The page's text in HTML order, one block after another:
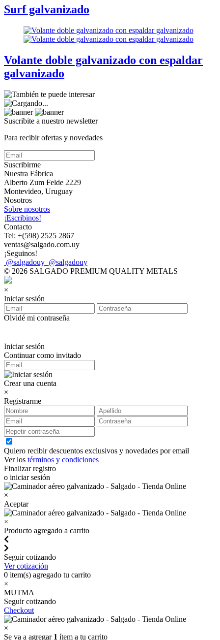
Surf galvanizado
Volante doble galvanizado con espaldar
galvanizado
Suscribite a nuestro newsletter
Para recibir ofertas y novedades
Suscribirme
Nuestra Fábrica
Alberto Zum Felde 2229
Montevideo, Uruguay
Nosotros
Sobre nosotros
¡Escribinos!
Contacto
Tel: +(598) 2525 2867
ventas@salgado.com.uy
¡Seguinos!
@salgadouy @salgadouy
© 2026 SALGADO PREMIUM QUALITY METALS
×
Iniciar sesión
Olvidé mi contraseña
Iniciar sesión
Continuar como invitado
Crear una cuenta
×
Registrarme
Quiero recibir descuentos exclusivos y novedades por email
Ver los términos y condiciones
Finalizar registro
o iniciar sesión
×
Aceptar
×
Producto agregado a carrito
Seguir cotizando
Ver cotización
0 item(s) agregado tu carrito
×
MUTMA
Seguir cotizando
Checkout
×
Se va a agregar 1 ítem a tu carrito